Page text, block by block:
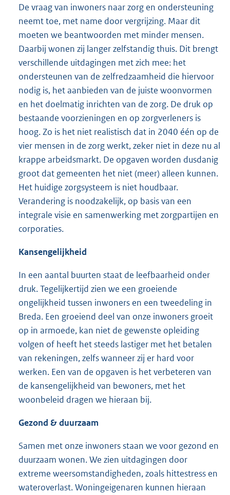
De vraag van inwoners naar zorg en ondersteuning
neemt toe, met name door vergrijzing. Maar dit
moeten we beantwoorden met minder mensen.
Daarbij wonen zij langer zelfstandig thuis. Dit brengt
verschillende uitdagingen met zich mee: het
ondersteunen van de zelfredzaamheid die hiervoor
nodig is, het aanbieden van de juiste woonvormen
en het doelmatig inrichten van de zorg. De druk op
bestaande voorzieningen en op zorgverleners is
hoog. Zo is het niet realistisch dat in 2040 één op de
vier mensen in de zorg werkt, zeker niet in deze nu al
krappe arbeidsmarkt. De opgaven worden dusdanig
groot dat gemeenten het niet (meer) alleen kunnen.
Het huidige zorgsysteem is niet houdbaar.
Verandering is noodzakelijk, op basis van een
integrale visie en samenwerking met zorgpartijen en
corporaties.
Kansengelijkheid
In een aantal buurten staat de leefbaarheid onder
druk. Tegelijkertijd zien we een groeiende
ongelijkheid tussen inwoners en een tweedeling in
Breda. Een groeiend deel van onze inwoners groeit
op in armoede, kan niet de gewenste opleiding
volgen of heeft het steeds lastiger met het betalen
van rekeningen, zelfs wanneer zij er hard voor
werken. Een van de opgaven is het verbeteren van
de kansengelijkheid van bewoners, met het
woonbeleid dragen we hieraan bij.
Gezond & duurzaam
Samen met onze inwoners staan we voor gezond en
duurzaam wonen. We zien uitdagingen door
extreme weersomstandigheden, zoals hittestress en
wateroverlast. Woningeigenaren kunnen hieraan